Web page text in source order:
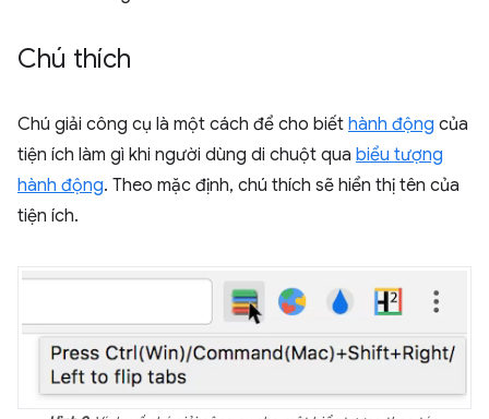
Chú thích
Chú giải công cụ là một cách để cho biết hành động của
tiện ích làm gì khi người dùng di chuột qua biểu tượng
hành động. Theo mặc định, chú thích sẽ hiển thị tên của
tiện ích.